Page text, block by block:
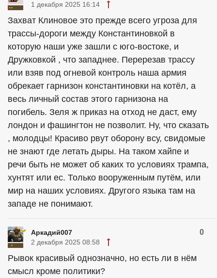
1 декабря 2025 16:14
Захват Клиновое это прежде всего угроза для
трассы-дороги между Константиновкой в
которую наши уже зашли с юго-востоке, и
Дружковкой , что западнее. Перерезав трассу
или взяв под огневой контроль наша армия
обрекает гарнизон константиновки на котёл, а
весь личный состав этого гарнизона на
погибель. Зеля ж приказ на отход не даст, ему
лондон и фашингтон не позволит. Ну, что сказать
, молодцы! Красиво рвут оборону всу, свидомые
не знают где летать дыры. На таком хайпе и
речи быть не может об каких то условиях трампа,
хунтят или ес. Только вооруженным путём, или
мир на наших условиях. Другого языка там на
западе не понимают.
Аркадий007 0
2 декабря 2025 08:58
Рывок красивый однозначно, но есть ли в нём
смысл кроме политики?